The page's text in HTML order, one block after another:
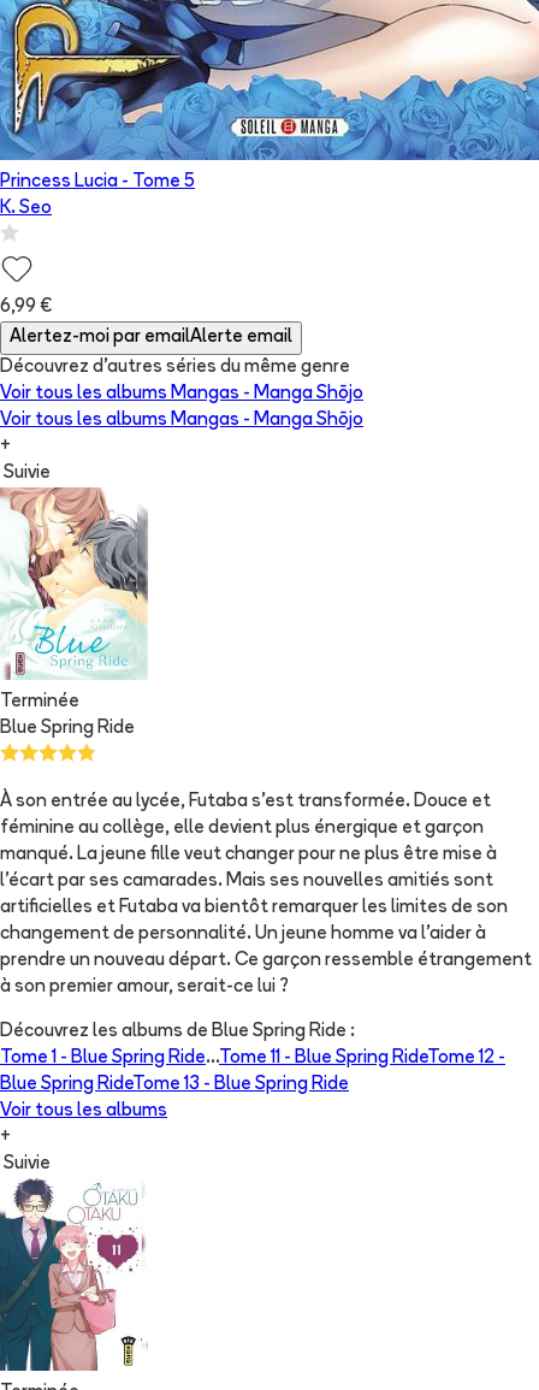
Princess Lucia - Tome 5
K. Seo
6,99 €
Alertez-moi par emailAlerte email
Découvrez d'autres séries du même genre
Voir tous les albums Mangas - Manga Shōjo
Voir tous les albums Mangas - Manga Shōjo
+
Suivie
Terminée
Blue Spring Ride
À son entrée au lycée, Futaba s'est transformée. Douce et
féminine au collège, elle devient plus énergique et garçon
manqué. La jeune fille veut changer pour ne plus être mise à
l'écart par ses camarades. Mais ses nouvelles amitiés sont
artificielles et Futaba va bientôt remarquer les limites de son
changement de personnalité. Un jeune homme va l'aider à
prendre un nouveau départ. Ce garçon ressemble étrangement
à son premier amour, serait-ce lui ?
Découvrez les albums de Blue Spring Ride :
Tome 1 - Blue Spring Ride...Tome 11 - Blue Spring RideTome 12 -
Blue Spring RideTome 13 - Blue Spring Ride
Voir tous les albums
+
Suivie